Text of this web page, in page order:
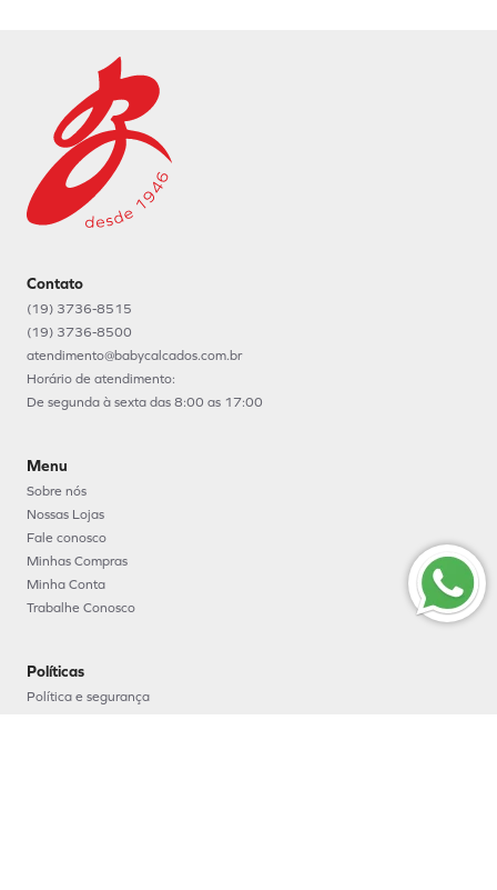
Contato
(19) 3736-8515
(19) 3736-8500
atendimento@babycalcados.com.br
Horário de atendimento:
De segunda à sexta das 8:00 as 17:00
Menu
Sobre nós
Nossas Lojas
Fale conosco
Minhas Compras
Minha Conta
Trabalhe Conosco
Políticas
Política e segurança